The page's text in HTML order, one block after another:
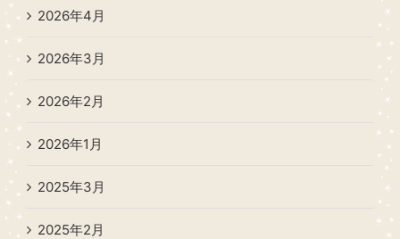
2026年4月
2026年3月
2026年2月
2026年1月
2025年3月
2025年2月